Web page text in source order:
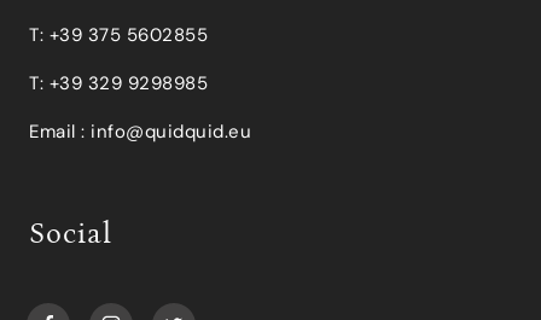
T: +39 375 5602855
T: +39 329 9298985
Email : info@quidquid.eu
Social